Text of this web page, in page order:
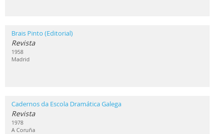
Brais Pinto (Editorial)
Revista
1958
Madrid
Cadernos da Escola Dramática Galega
Revista
1978
A Coruña